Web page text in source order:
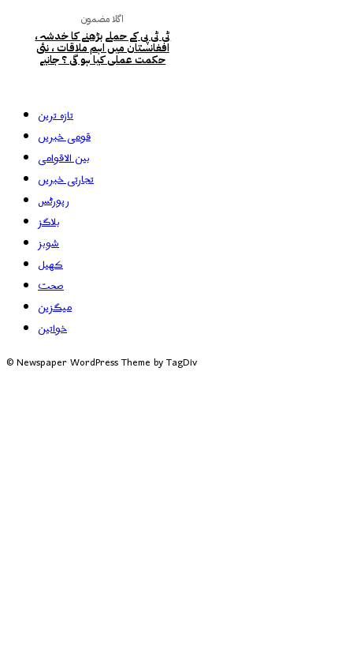
اگلا مضمون
ٹی ٹی پی کے حملے بڑھنے کا خدشہ ،
افغانستان میں اہم ملاقات ، نئی
حکمت عملی کیا ہو گی ؟ جانیے
تازہ ترین
قومی خبریں
بین الاقوامی
تجارتی خبریں
رپورٹس
بلاگز
شوبز
کھیل
صحت
میگزین
خواتین
© Newspaper WordPress Theme by TagDiv